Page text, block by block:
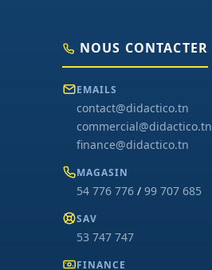
NOUS CONTACTER
EMAILS
contact@didactico.tn
commercial@didactico.tn
finance@didactico.tn
MAGASIN
54 776 776/ 99 707 685
SAV
53 747 747
FINANCE